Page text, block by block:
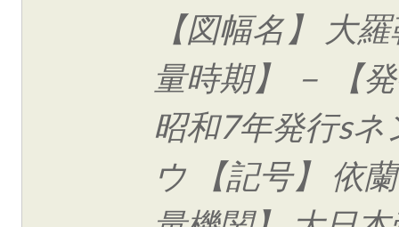
【図幅名】 大
量時期】 － 【
昭和7年発行s
ウ 【記号】 依